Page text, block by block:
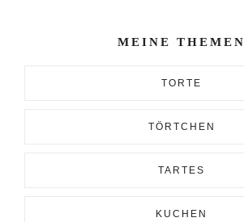
MEINE THEMEN
TORTE
TÖRTCHEN
TARTES
KUCHEN